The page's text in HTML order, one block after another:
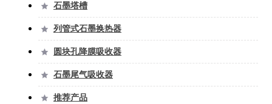
 石墨塔槽
 列管式石墨换热器
 圆块孔降膜吸收器
 石墨尾气吸收器
 推荐产品